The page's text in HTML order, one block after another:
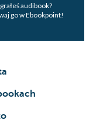
wybór dla zdrowia112
audibook?
go w Ebookpoint!